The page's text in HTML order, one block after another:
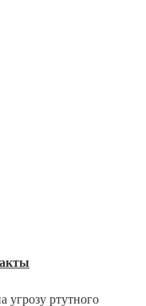
угрозу ртутного